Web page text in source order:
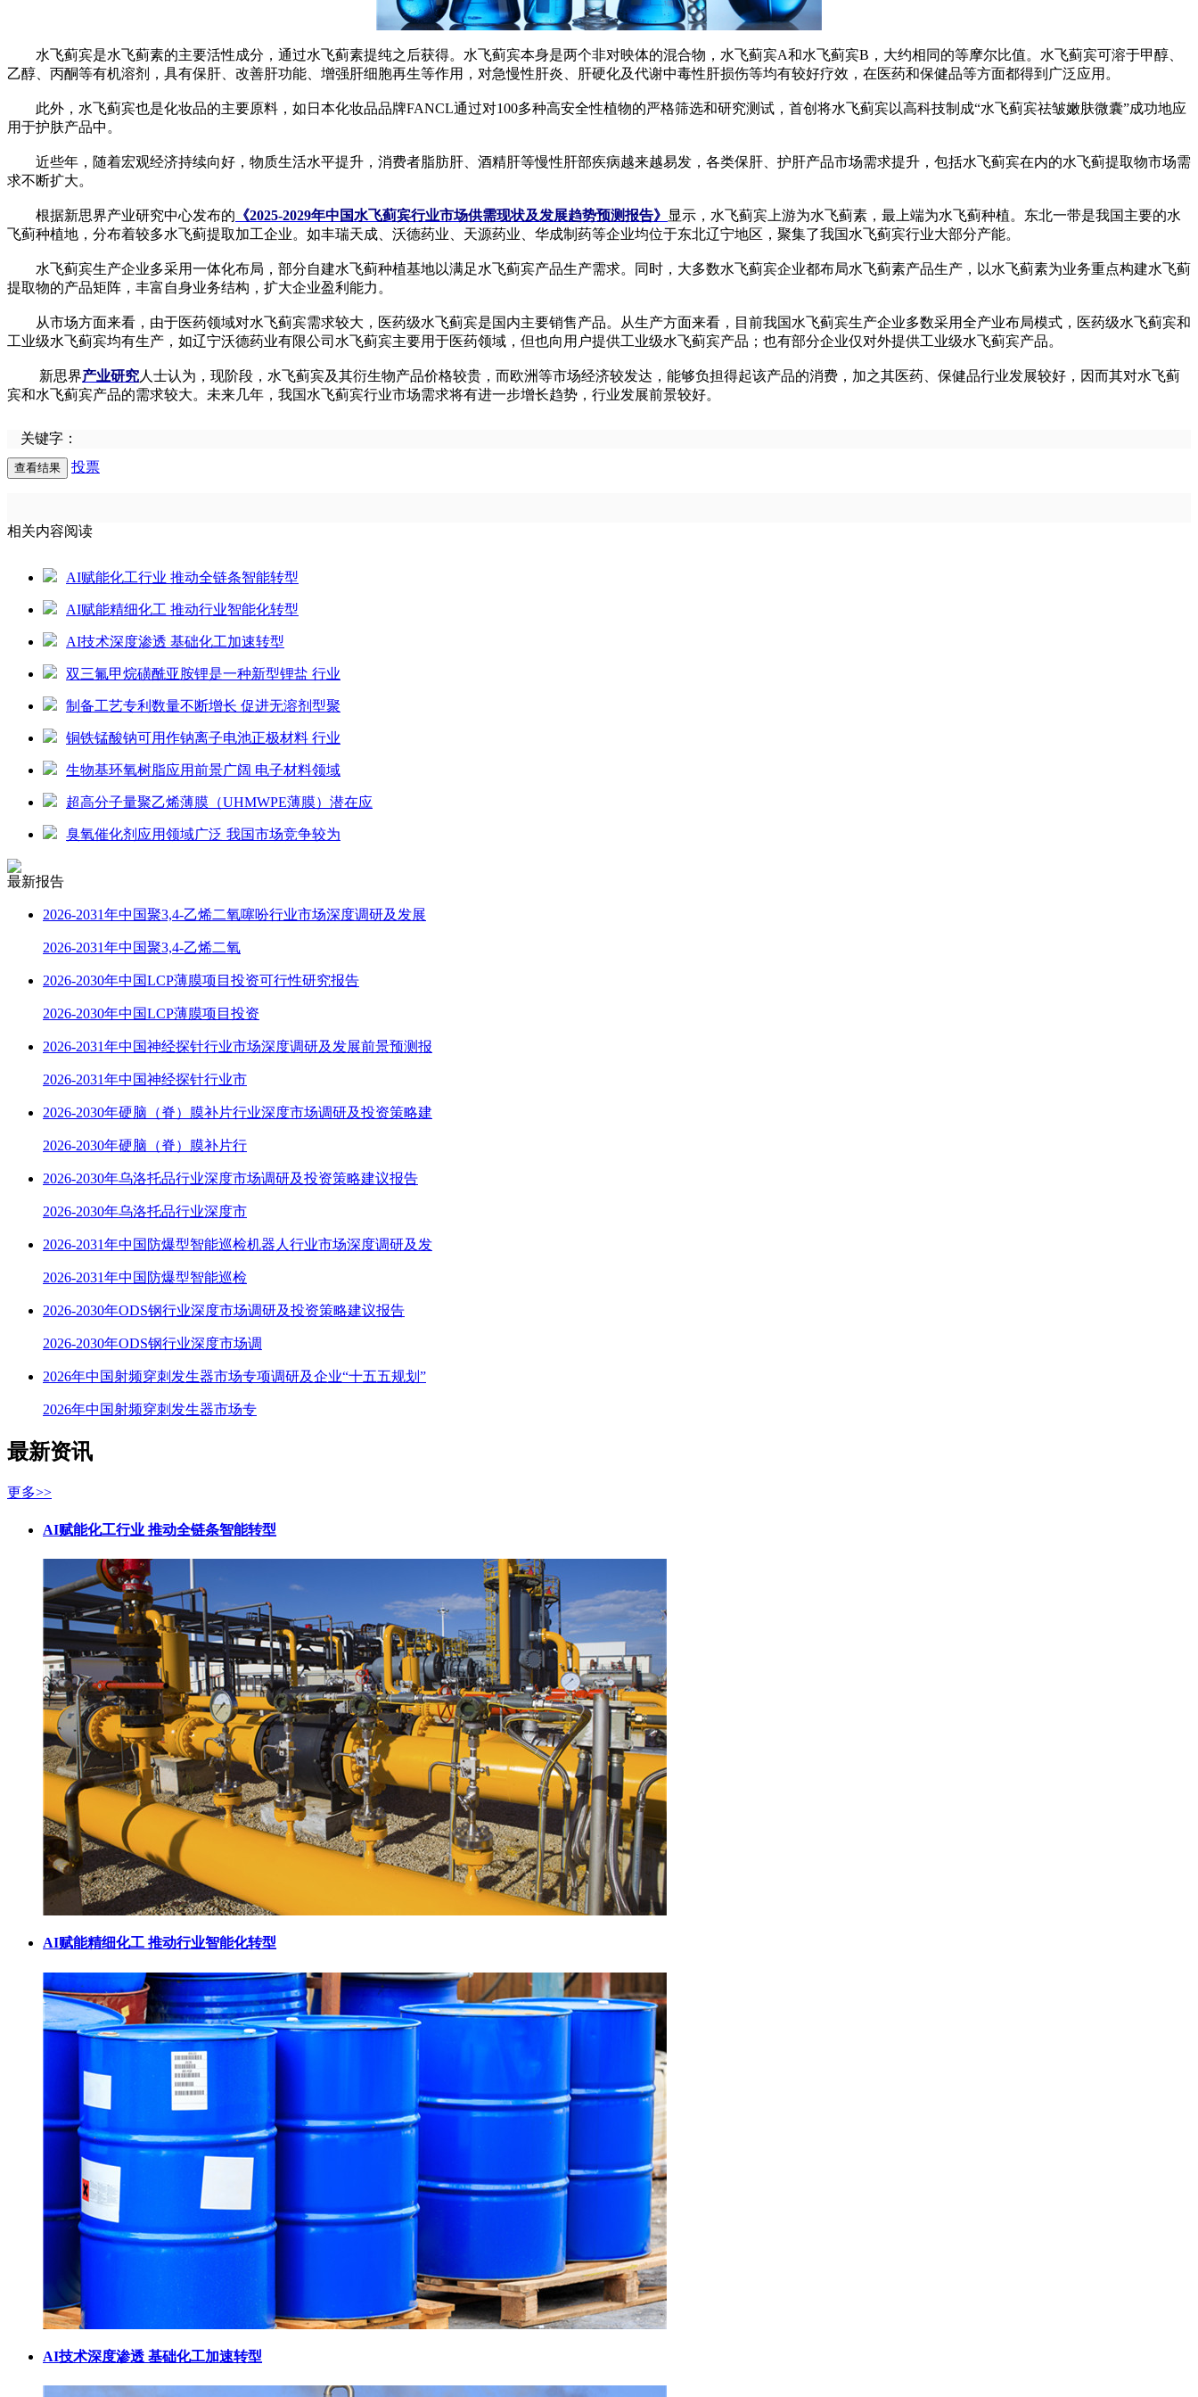
水飞蓟宾是水飞蓟素的主要活性成分，通过水飞蓟素提纯之后获得。水飞蓟宾本身是两个非对映体的混合物，水飞蓟宾A和水飞蓟宾B，大约相同的等摩尔比值。水飞蓟宾可溶于甲醇、
乙醇、丙酮等有机溶剂，具有保肝、改善肝功能、增强肝细胞再生等作用，对急慢性肝炎、肝硬化及代谢中毒性肝损伤等均有较好疗效，在医药和保健品等方面都得到广泛应用。
此外，水飞蓟宾也是化妆品的主要原料，如日本化妆品品牌FANCL通过对100多种高安全性植物的严格筛选和研究测试，首创将水飞蓟宾以高科技制成“水飞蓟宾祛皱嫩肤微囊”成功地应
用于护肤产品中。
近些年，随着宏观经济持续向好，物质生活水平提升，消费者脂肪肝、酒精肝等慢性肝部疾病越来越易发，各类保肝、护肝产品市场需求提升，包括水飞蓟宾在内的水飞蓟提取物市场需
求不断扩大。
根据新思界产业研究中心发布的 《2025-2029年中国水飞蓟宾行业市场供需现状及发展趋势预测报告》 显示，水飞蓟宾上游为水飞蓟素，最上端为水飞蓟种植。东北一带是我国主要的水
飞蓟种植地，分布着较多水飞蓟提取加工企业。如丰瑞天成、沃德药业、天源药业、华成制药等企业均位于东北辽宁地区，聚集了我国水飞蓟宾行业大部分产能。
水飞蓟宾生产企业多采用一体化布局，部分自建水飞蓟种植基地以满足水飞蓟宾产品生产需求。同时，大多数水飞蓟宾企业都布局水飞蓟素产品生产，以水飞蓟素为业务重点构建水飞蓟
提取物的产品矩阵，丰富自身业务结构，扩大企业盈利能力。
从市场方面来看，由于医药领域对水飞蓟宾需求较大，医药级水飞蓟宾是国内主要销售产品。从生产方面来看，目前我国水飞蓟宾生产企业多数采用全产业布局模式，医药级水飞蓟宾和
工业级水飞蓟宾均有生产，如辽宁沃德药业有限公司水飞蓟宾主要用于医药领域，但也向用户提供工业级水飞蓟宾产品；也有部分企业仅对外提供工业级水飞蓟宾产品。
新思界产业研究人士认为，现阶段，水飞蓟宾及其衍生物产品价格较贵，而欧洲等市场经济较发达，能够负担得起该产品的消费，加之其医药、保健品行业发展较好，因而其对水飞蓟
宾和水飞蓟宾产品的需求较大。未来几年，我国水飞蓟宾行业市场需求将有进一步增长趋势，行业发展前景较好。
关键字：
投票
相关内容阅读
AI赋能化工行业 推动全链条智能转型
AI赋能精细化工 推动行业智能化转型
AI技术深度渗透 基础化工加速转型
双三氟甲烷磺酰亚胺锂是一种新型锂盐 行业
制备工艺专利数量不断增长 促进无溶剂型聚
铜铁锰酸钠可用作钠离子电池正极材料 行业
生物基环氧树脂应用前景广阔 电子材料领域
超高分子量聚乙烯薄膜（UHMWPE薄膜）潜在应
臭氧催化剂应用领域广泛 我国市场竞争较为
最新报告
2026-2031年中国聚3,4-乙烯二氧噻吩行业市场深度调研及发展
2026-2031年中国聚3,4-乙烯二氧
2026-2030年中国LCP薄膜项目投资可行性研究报告
2026-2030年中国LCP薄膜项目投资
2026-2031年中国神经探针行业市场深度调研及发展前景预测报
2026-2031年中国神经探针行业市
2026-2030年硬脑（脊）膜补片行业深度市场调研及投资策略建
2026-2030年硬脑（脊）膜补片行
2026-2030年乌洛托品行业深度市场调研及投资策略建议报告
2026-2030年乌洛托品行业深度市
2026-2031年中国防爆型智能巡检机器人行业市场深度调研及发
2026-2031年中国防爆型智能巡检
2026-2030年ODS钢行业深度市场调研及投资策略建议报告
2026-2030年ODS钢行业深度市场调
2026年中国射频穿刺发生器市场专项调研及企业“十五五规划”
2026年中国射频穿刺发生器市场专
最新资讯
更多>>
AI赋能化工行业 推动全链条智能转型
AI赋能精细化工 推动行业智能化转型
AI技术深度渗透 基础化工加速转型